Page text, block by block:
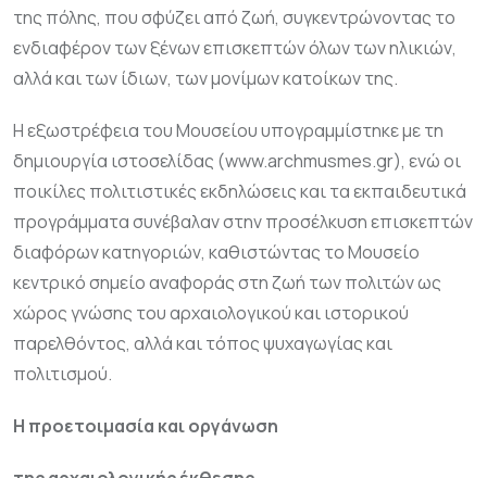
της πόλης, που σφύζει από ζωή, συγκεντρώνοντας το
ενδιαφέρον των ξένων επισκεπτών όλων των ηλικιών,
αλλά και των ίδιων, των μονίμων κατοίκων της.
Η εξωστρέφεια του Μουσείου υπογραμμίστηκε με τη
δημιουργία ιστοσελίδας (www.archmusmes.gr), ενώ οι
ποικίλες πολιτιστικές εκδηλώσεις και τα εκπαιδευτικά
προγράμματα συνέβαλαν στην προσέλκυση επισκεπτών
διαφόρων κατηγοριών, καθιστώντας το Μουσείο
κεντρικό σημείο αναφοράς στη ζωή των πολιτών ως
χώρος γνώσης του αρχαιολογικού και ιστορικού
παρελθόντος, αλλά και τόπος ψυχαγωγίας και
πολιτισμού.
Η προετοιμασία και οργάνωση